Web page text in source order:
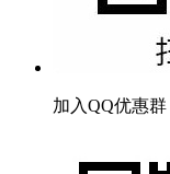
加入QQ优惠群